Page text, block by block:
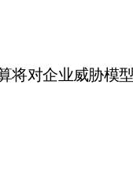
将对企业威胁模